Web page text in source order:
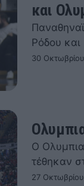
και
Ρόδου και
30
Ο
τέθηκαν
27